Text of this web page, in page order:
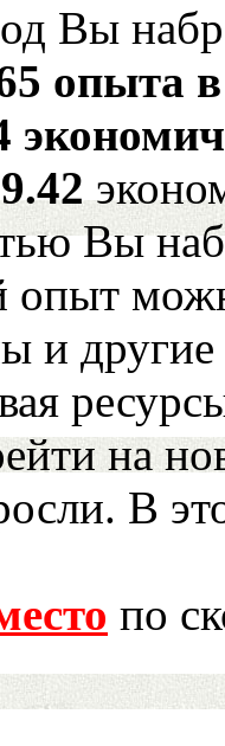
Вы
опыта
Вы
опыт
другие
на
В
по